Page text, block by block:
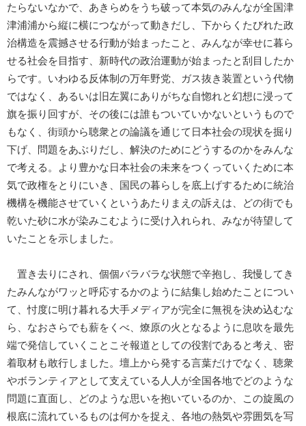
たらないなかで、あきらめをうち破って本気のみんなが全国津
津浦浦から縦に横につながって動きだし、下からくたびれた政
治構造を震撼させる行動が始まったこと、みんなが幸せに暮ら
せる社会を目指す、新時代の政治運動が始まったと刮目したか
らです。いわゆる反体制の万年野党、ガス抜き装置という代物
ではなく、あるいは旧左翼にありがちな自惚れと幻想に浸って
旗を振り回すが、その後には誰もついていかないというもので
もなく、街頭から聴衆との論議を通じて日本社会の現状を掘り
下げ、問題をあぶりだし、解決のためにどうするのかをみんな
で考える。より豊かな日本社会の未来をつくっていくために本
気で政権をとりにいき、国民の暮らしを底上げするために統治
機構を機能させていくというあたりまえの訴えは、どの街でも
乾いた砂に水が染みこむように受け入れられ、みなが待望して
いたことを示しました。
置き去りにされ、個個バラバラな状態で辛抱し、我慢してき
たみんながワッと呼応するかのように結集し始めたことについ
て、忖度に明け暮れる大手メディアが完全に無視を決め込むな
ら、なおさらでも薪をくべ、燎原の火となるように息吹を最先
端で発信していくことこそ報道としての役割であると考え、密
着取材も敢行しました。壇上から発する言葉だけでなく、聴衆
やボランティアとして支えている人人が全国各地でどのような
問題に直面し、どのような思いを抱いているのか、この旋風の
根底に流れているものは何かを捉え、各地の熱気や雰囲気を写